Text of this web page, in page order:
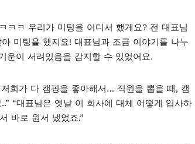
ㅋ 우리가 미팅을 어디서 했게요? 전 대표님
미팅을 했지요! 대표님과 조금 이야기를 나누
운이 서려있음을 감지할 수 있었어요.
희가 다 캠핑을 좋아해서… 직원을 뽑을 때, 캠
“대표님은 옛날 이 회사에 대체 어떻게 입사하
바로 원서 냈었죠.”